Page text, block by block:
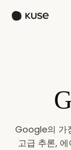
Google의 가
고급 추론,